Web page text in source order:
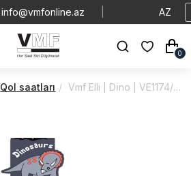
info@vmfonline.az AZ
0
Qol saatları Vmf Elli | Di̇no | VE1174/4PA9/4M0/87M